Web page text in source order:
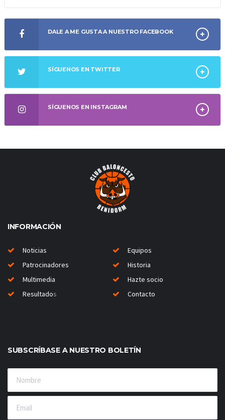
DALE A ME GUSTA A NUESTRO FACEBOOK
SÍGUENOS EN TWITTER
SÍGUENOS EN INSTAGRAM
INFORMACIÓN
Noticias
Equipos
Patrocinadores
Historia
Multimedia
Hazte socio
Resultados Contacto
SUBSCRÍBASE A NUESTRO BOLETÍN